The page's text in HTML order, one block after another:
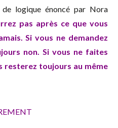
logique énoncé par Nora
pas après ce que vous
Si vous ne demandez
non. Si vous ne faites
resterez toujours au même